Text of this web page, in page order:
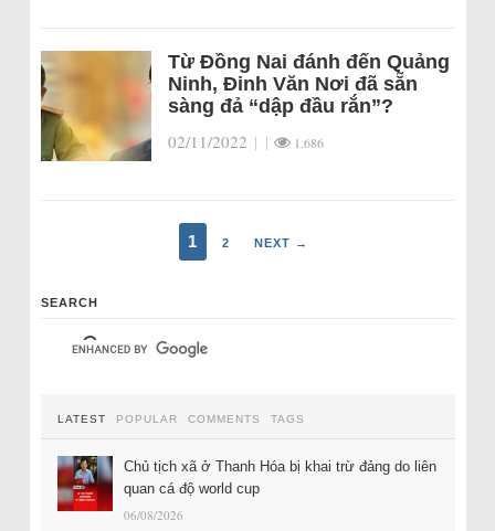
Từ Đồng Nai đánh đến Quảng
Ninh, Đinh Văn Nơi đã sẵn
sàng đả “dập đầu rắn”?
02/11/2022 | | 1.686
1 2 NEXT →
SEARCH
LATEST POPULAR COMMENTS TAGS
Chủ tịch xã ở Thanh Hóa bị khai trừ đảng do liên
quan cá độ world cup
06/08/2026